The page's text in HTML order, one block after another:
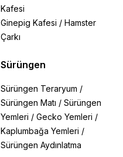
Kafesi
Ginepig Kafesi / Hamster
Çarkı
Sürüngen
Sürüngen Teraryum /
Sürüngen Matı / Sürüngen
Yemleri / Gecko Yemleri /
Kaplumbağa Yemleri /
Sürüngen Aydınlatma